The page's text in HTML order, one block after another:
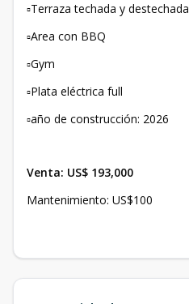
▫️Terraza techada y destechada
▫️Area con BBQ
▫️Gym
▫️Plata eléctrica full
▫️año de construcción: 2026
Venta: US$ 193,000
Mantenimiento: US$100